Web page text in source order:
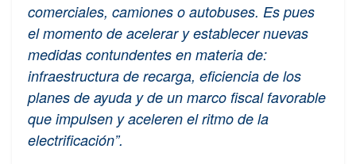
comerciales, camiones o autobuses. Es pues
el momento de acelerar y establecer nuevas
medidas contundentes en materia de:
infraestructura de recarga, eficiencia de los
planes de ayuda y de un marco fiscal favorable
que impulsen y aceleren el ritmo de la
electrificación”.